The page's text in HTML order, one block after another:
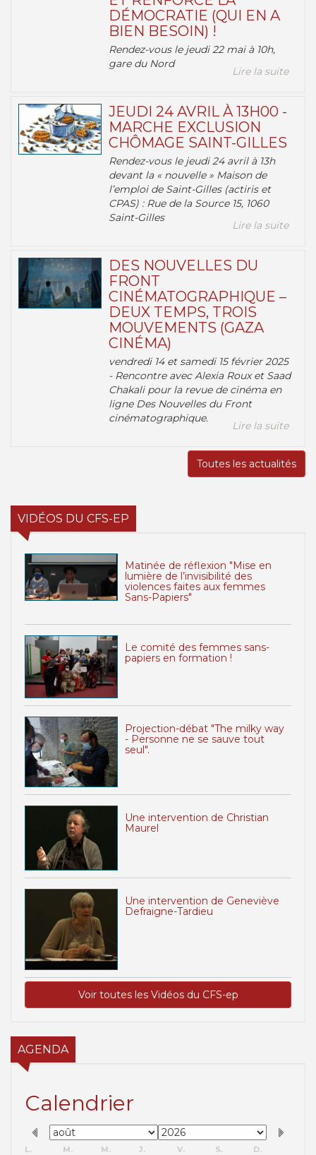
DÉMOCRATIE (QUI EN A
BIEN BESOIN) !
Rendez-vous le jeudi 22 mai à 10h,
gare du Nord
Lire la suite
JEUDI 24 AVRIL À 13H00 -
MARCHE EXCLUSION
CHÔMAGE SAINT-GILLES
Rendez-vous le jeudi 24 avril à 13h
devant la « nouvelle » Maison de
l’emploi de Saint-Gilles (actiris et
CPAS) : Rue de la Source 15, 1060
Saint-Gilles
Lire la suite
DES NOUVELLES DU
FRONT
CINÉMATOGRAPHIQUE –
DEUX TEMPS, TROIS
MOUVEMENTS (GAZA
CINÉMA)
vendredi 14 et samedi 15 février 2025
- Rencontre avec Alexia Roux et Saad
Chakali pour la revue de cinéma en
ligne Des Nouvelles du Front
cinématographique.
Lire la suite
Toutes les actualités
VIDÉOS DU CFS-EP
Matinée de réflexion "Mise en
lumière de l’invisibilité des
violences faites aux femmes
Sans-Papiers"
Le comité des femmes sans-
papiers en formation !
Projection-débat "The milky way
- Personne ne se sauve tout
seul".
Une intervention de Christian
Maurel
Une intervention de Geneviève
Defraigne-Tardieu
Voir toutes les Vidéos du CFS-ep
AGENDA
Calendrier
L. M. M. J. V. S.
D.